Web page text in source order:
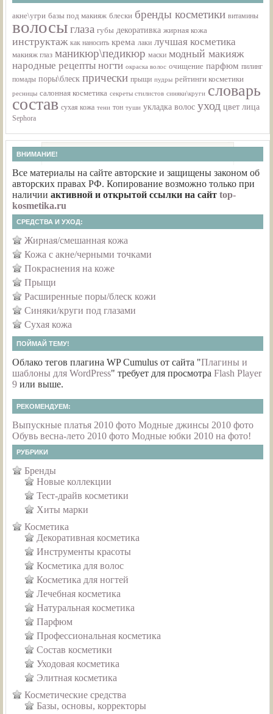
акне\угри базы под макияж блески бренды косметики витамины
волосыглаза губы декоративка жирная кожа
инструктаж как наносить крема лаки лучшая косметика
макияж глаз маникюр\педикюр маски модный макияж
народные рецепты ногти окраска волос очищение парфюм пилинг
помады поры\блеск прически прыщи пудры рейтинги косметики
ресницы салонная косметика секреты стилистов синяки\круги словарь
состав сухая кожа тени тон туши укладка волос уход цвет лица
Sephora
ВНИМАНИЕ!
Все материалы на сайте авторские и защищены законом об
авторских правах РФ. Копирование возможно только при
наличии активной и открытой ссылки на сайт top-
kosmetika.ru
СРЕДСТВА И УХОД:
Жирная/смешанная кожа
Кожа с акне/черными точками
Покраснения на коже
Прыщи
Расширенные поры/блеск кожи
Синяки/круги под глазами
Сухая кожа
ПОЙМАЙ ТЕМУ!
Облако тегов плагина WP Cumulus от сайта "Плагины и
шаблоны для WordPress" требует для просмотра Flash Player
9 или выше.
РЕКОМЕНДУЕМ:
Выпускные платья 2010 фото Модные джинсы 2010 фото
Обувь весна-лето 2010 фото Модные юбки 2010 на фото!
РУБРИКИ
Бренды
Новые коллекции
Тест-драйв косметики
Хиты марки
Косметика
Декоративная косметика
Инструменты красоты
Косметика для волос
Косметика для ногтей
Лечебная косметика
Натуральная косметика
Парфюм
Профессиональная косметика
Состав косметики
Уходовая косметика
Элитная косметика
Косметические средства
Базы, основы, корректоры